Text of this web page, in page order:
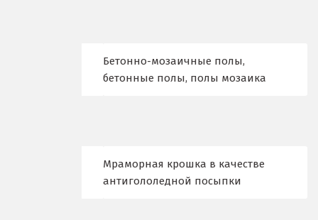
Верхняя Пышма
Бетонно-мозаичные полы,
бетонные полы, полы мозаика
Мраморная крошка в качестве
антигололедной посыпки